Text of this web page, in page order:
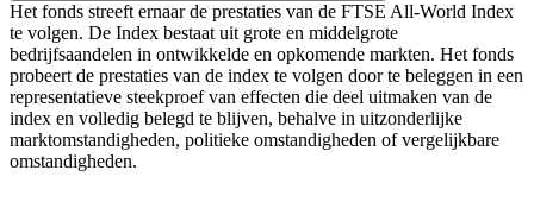
Het fonds streeft ernaar de prestaties van de FTSE All-World Index
te volgen. De Index bestaat uit grote en middelgrote
bedrijfsaandelen in ontwikkelde en opkomende markten. Het fonds
probeert de prestaties van de index te volgen door te beleggen in een
representatieve steekproef van effecten die deel uitmaken van de
index en volledig belegd te blijven, behalve in uitzonderlijke
marktomstandigheden, politieke omstandigheden of vergelijkbare
omstandigheden.